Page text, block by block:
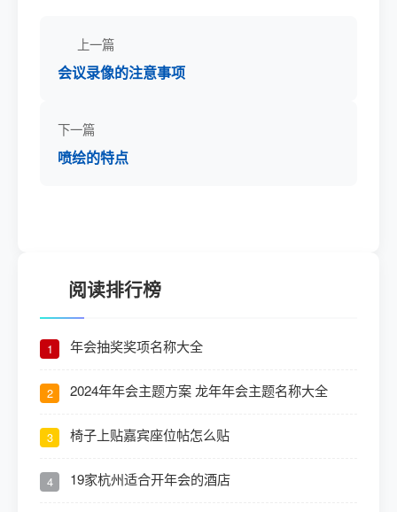
上一篇
会议录像的注意事项
下一篇
喷绘的特点
阅读排行榜
1 年会抽奖奖项名称大全
2 2024年年会主题方案 龙年年会主题名称大全
3 椅子上贴嘉宾座位帖怎么贴
4 19家杭州适合开年会的酒店